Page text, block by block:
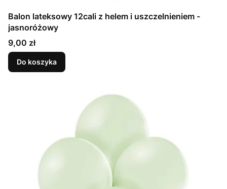
Balon lateksowy 12cali z helem i uszczelnieniem -
jasnoróżowy
Cena
9,00 zł
Do koszyka